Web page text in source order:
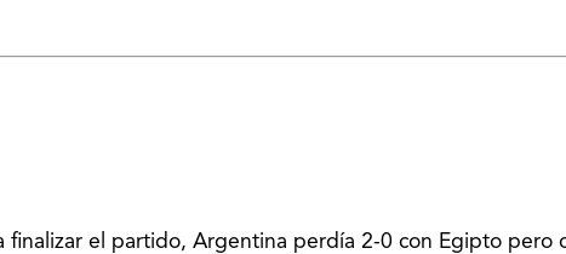
finalizar el partido, Argentina perdía 2-0 con Egipto pero